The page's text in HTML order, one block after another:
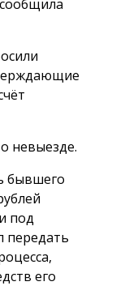
невыезде.
бывшего
под
передать
его